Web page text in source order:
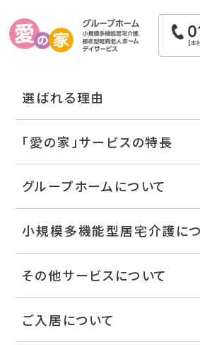
選ばれる理由
「愛の家」サービスの特長
グループホームについて
小規模多機能型居宅介護に
その他サービスについて
ご入居について